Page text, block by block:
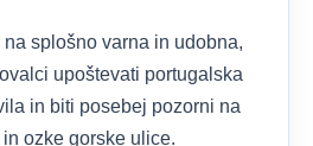
splošno varna in udobna,
upoštevati portugalska
in biti posebej pozorni na
ozke gorske ulice.